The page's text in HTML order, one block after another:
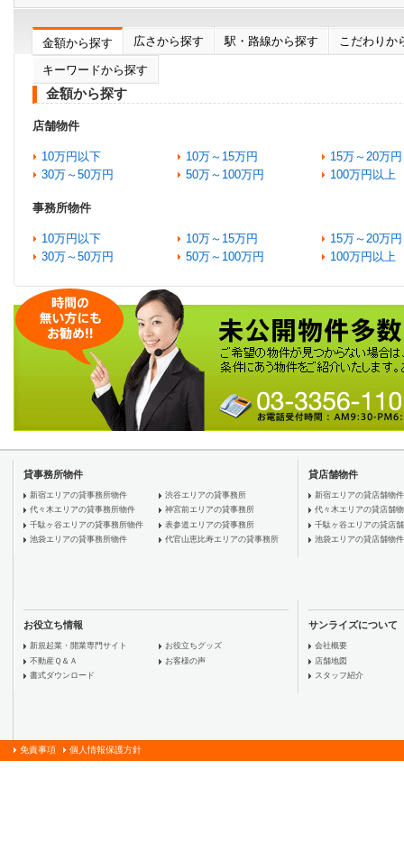
金額から探す 広さから探す 駅・路線から探す こだわりか
キーワードから探す
金額から探す
店舗物件
10万円以下 10万～15万円
15万～20万円
30万～50万円
50万～100万円 100万円以上
事務所物件
10万円以下 10万～15万円
15万～20万円
30万～50万円
50万～100万円 100万円以上
貸事務所物件
新宿エリアの貸事務所物件
代々木エリアの貸事務所物件
千駄ヶ谷エリアの貸事務所物件
池袋エリアの貸事務所物件
渋谷エリアの貸事務所
神宮前エリアの貸事務所
表参道エリアの貸事務所
代官山恵比寿エリアの貸事務所
貸店舗物件
新宿エリアの貸店舗物件
代々木エリアの貸店舗
千駄ヶ谷エリアの貸店
池袋エリアの貸店舗物件
お役立ち情報
新規起業・開業専門サイト
不動産Ｑ＆Ａ
書式ダウンロード
お役立ちグッズ
お客様の声
サンライズについて
会社概要
店舗地図
スタッフ紹介
免責事項 個人情報保護方針